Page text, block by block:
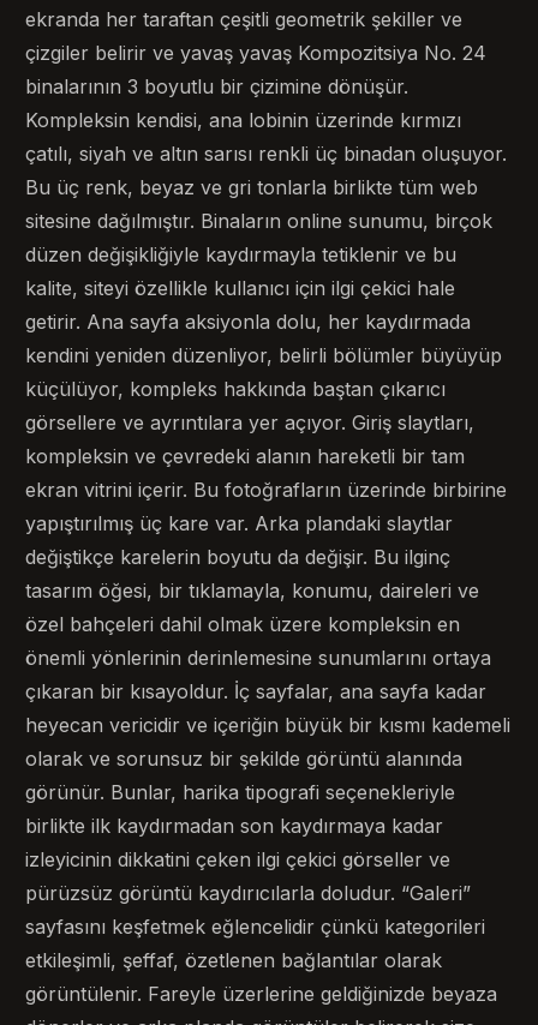
ekranda her taraftan çeşitli geometrik şekiller ve
çizgiler belirir ve yavaş yavaş Kompozitsiya No. 24
binalarının 3 boyutlu bir çizimine dönüşür.
Kompleksin kendisi, ana lobinin üzerinde kırmızı
çatılı, siyah ve altın sarısı renkli üç binadan oluşuyor.
Bu üç renk, beyaz ve gri tonlarla birlikte tüm web
sitesine dağılmıştır. Binaların online sunumu, birçok
düzen değişikliğiyle kaydırmayla tetiklenir ve bu
kalite, siteyi özellikle kullanıcı için ilgi çekici hale
getirir. Ana sayfa aksiyonla dolu, her kaydırmada
kendini yeniden düzenliyor, belirli bölümler büyüyüp
küçülüyor, kompleks hakkında baştan çıkarıcı
görsellere ve ayrıntılara yer açıyor. Giriş slaytları,
kompleksin ve çevredeki alanın hareketli bir tam
ekran vitrini içerir. Bu fotoğrafların üzerinde birbirine
yapıştırılmış üç kare var. Arka plandaki slaytlar
değiştikçe karelerin boyutu da değişir. Bu ilginç
tasarım öğesi, bir tıklamayla, konumu, daireleri ve
özel bahçeleri dahil olmak üzere kompleksin en
önemli yönlerinin derinlemesine sunumlarını ortaya
çıkaran bir kısayoldur. İç sayfalar, ana sayfa kadar
heyecan vericidir ve içeriğin büyük bir kısmı kademeli
olarak ve sorunsuz bir şekilde görüntü alanında
görünür. Bunlar, harika tipografi seçenekleriyle
birlikte ilk kaydırmadan son kaydırmaya kadar
izleyicinin dikkatini çeken ilgi çekici görseller ve
pürüzsüz görüntü kaydırıcılarla doludur. “Galeri”
sayfasını keşfetmek eğlencelidir çünkü kategorileri
etkileşimli, şeffaf, özetlenen bağlantılar olarak
görüntülenir. Fareyle üzerlerine geldiğinizde beyaza